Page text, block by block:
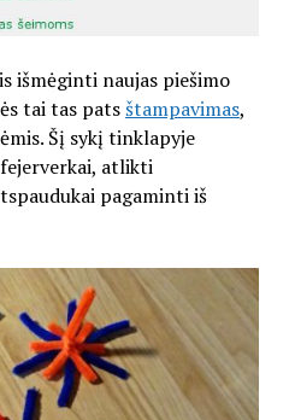
išmėginti naujas piešimo
tai tas patsštampavimas,
Šį sykį tinklapyje
atlikti
pagaminti iš